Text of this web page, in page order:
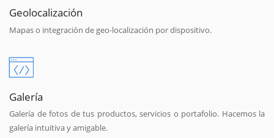
Geolocalización
Mapas o integración de geo-localización por dispositivo.
Galería
Galería de fotos de tus productos, servicios o portafolio. Hacemos la
galería intuitiva y amigable.